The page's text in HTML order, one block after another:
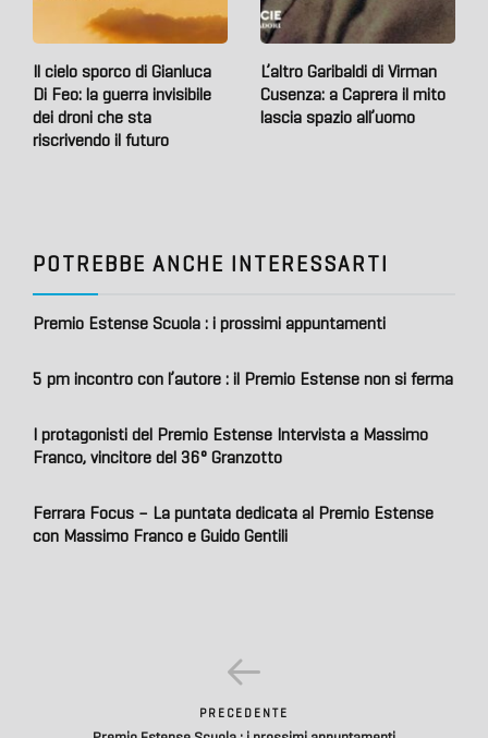
Il cielo sporco di Gianluca
Di Feo: la guerra invisibile
dei droni che sta
riscrivendo il futuro
L’altro Garibaldi di Virman
Cusenza: a Caprera il mito
lascia spazio all’uomo
POTREBBE ANCHE INTERESSARTI
Premio Estense Scuola : i prossimi appuntamenti
5 pm incontro con l’autore : il Premio Estense non si ferma
I protagonisti del Premio Estense Intervista a Massimo
Franco, vincitore del 36° Granzotto
Ferrara Focus – La puntata dedicata al Premio Estense
con Massimo Franco e Guido Gentili
PRECEDENTE